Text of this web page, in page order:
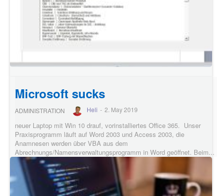
Microsoft sucks
ADMINISTRATION Heli - 2. May 2019
neuer Laptop mit Win 10 drauf, vorinstalliertes Office 365. Unser
Praxisprogramm läuft auf Word 2003 und Access 2003, die
Anamnesen werden über VBA aus dem
Abrechnungs/Namensverwaltungsprogramm in Word geöffnet. Beim...